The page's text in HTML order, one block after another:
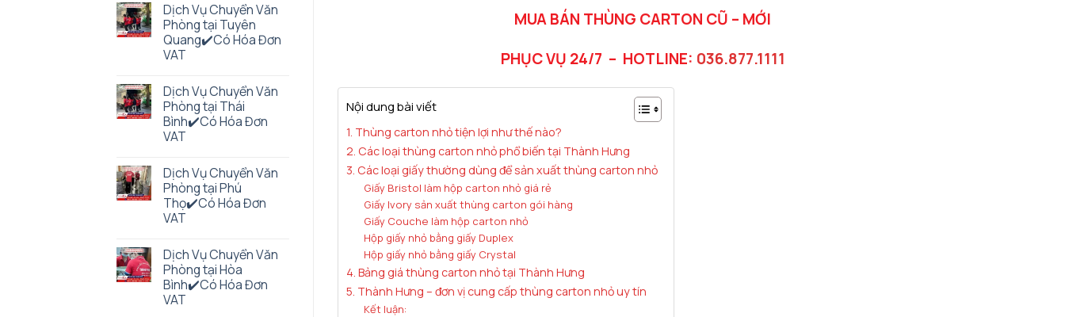
Dịch Vụ Chuyển Văn
Phòng tại Tuyên
Quang✔️Có Hóa Đơn
VAT
Dịch Vụ Chuyển Văn
Phòng tại Thái
Bình✔️Có Hóa Đơn
VAT
Dịch Vụ Chuyển Văn
Phòng tại Phú
Thọ✔️Có Hóa Đơn
VAT
Dịch Vụ Chuyển Văn
Phòng tại Hòa
Bình✔️Có Hóa Đơn
VAT
MUA BÁN THÙNG CARTON CŨ – MỚI
PHỤC VỤ 24/7 – HOTLINE: 036.877.1111
Nội dung bài viết
1. Thùng carton nhỏ tiện lợi như thế nào?
2. Các loại thùng carton nhỏ phổ biến tại Thành Hưng
3. Các loại giấy thường dùng để sản xuất thùng carton nhỏ
Giấy Bristol làm hộp carton nhỏ giá rẻ
Giấy Ivory sản xuất thùng carton gói hàng
Giấy Couche làm hộp carton nhỏ
Hộp giấy nhỏ bằng giấy Duplex
Hộp giấy nhỏ bằng giấy Crystal
4. Bảng giá thùng carton nhỏ tại Thành Hưng
5. Thành Hưng – đơn vị cung cấp thùng carton nhỏ uy tín
Kết luận: